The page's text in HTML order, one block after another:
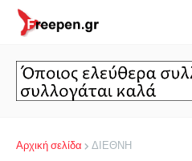
Αρχική σελίδα ΔΙΕΘΝΗ